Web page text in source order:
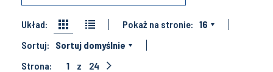
Układ: Pokaż na stronie: 16
Sortuj:
Sortuj domyślnie
Strona:
1 z 24